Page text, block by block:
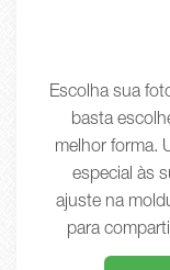
Escolha sua
basta
melhor forma.
especial às
ajuste na
para